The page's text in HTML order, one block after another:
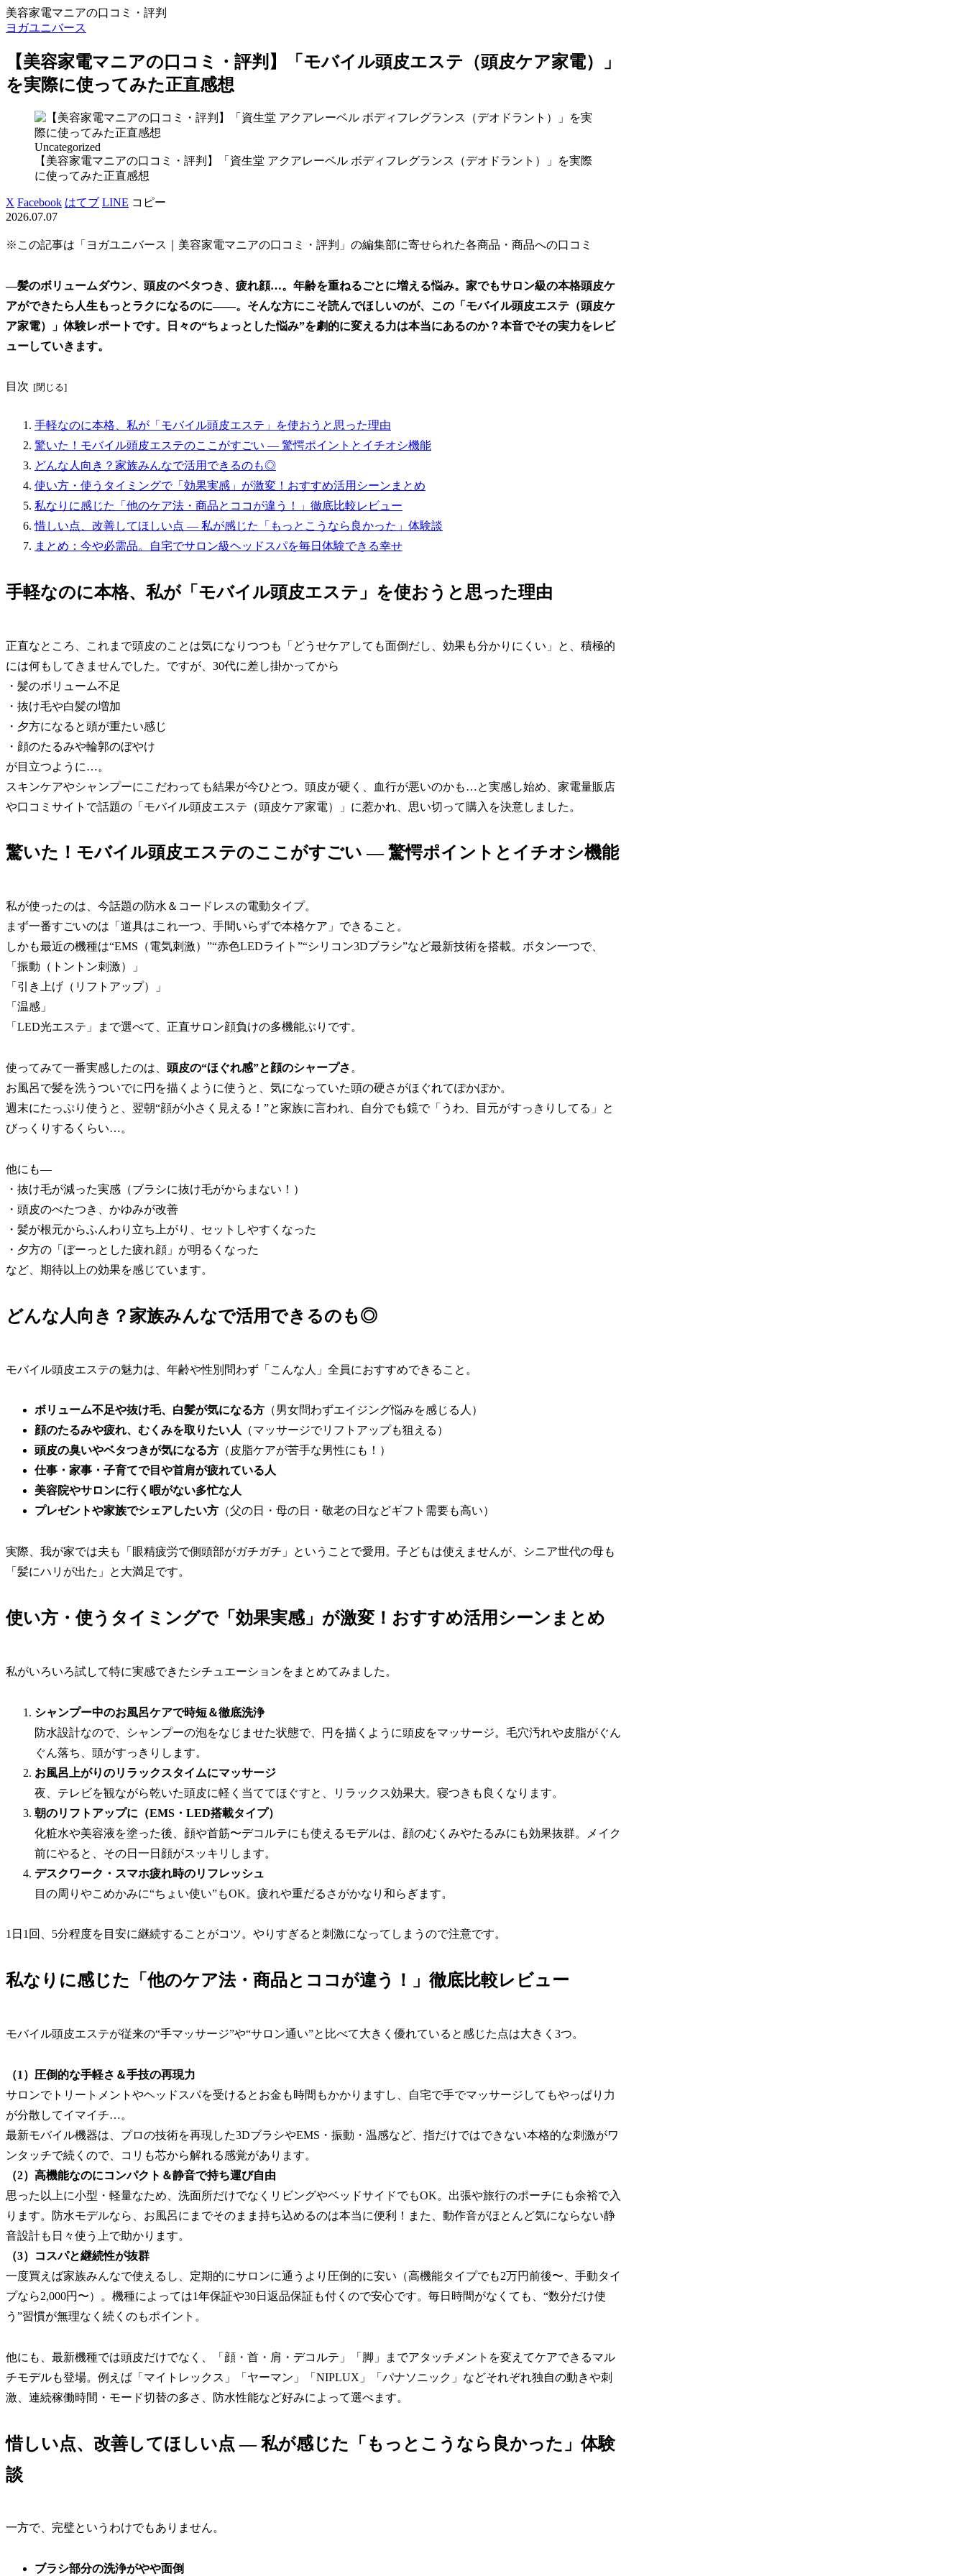
美容家電マニアの口コミ・評判
ヨガユニバース
【美容家電マニアの口コミ・評判】「モバイル頭皮エステ（頭皮ケア家電）」
を実際に使ってみた正直感想
Uncategorized
【美容家電マニアの口コミ・評判】「資生堂 アクアレーベル ボディフレグランス（デオドラント）」を実際
に使ってみた正直感想
X Facebook はてブ LINE コピー
2026.07.07
※この記事は「ヨガユニバース｜美容家電マニアの口コミ・評判」の編集部に寄せられた各商品・商品への口コミ
—髪のボリュームダウン、頭皮のベタつき、疲れ顔…。年齢を重ねるごとに増える悩み。家でもサロン級の本格頭皮ケ
アができたら人生もっとラクになるのに——。そんな方にこそ読んでほしいのが、この「モバイル頭皮エステ（頭皮ケ
ア家電）」体験レポートです。日々の“ちょっとした悩み”を劇的に変える力は本当にあるのか？本音でその実力をレビ
ューしていきます。
目次
手軽なのに本格、私が「モバイル頭皮エステ」を使おうと思った理由
驚いた！モバイル頭皮エステのここがすごい — 驚愕ポイントとイチオシ機能
どんな人向き？家族みんなで活用できるのも◎
使い方・使うタイミングで「効果実感」が激変！おすすめ活用シーンまとめ
私なりに感じた「他のケア法・商品とココが違う！」徹底比較レビュー
惜しい点、改善してほしい点 — 私が感じた「もっとこうなら良かった」体験談
まとめ：今や必需品。自宅でサロン級ヘッドスパを毎日体験できる幸せ
手軽なのに本格、私が「モバイル頭皮エステ」を使おうと思った理由
正直なところ、これまで頭皮のことは気になりつつも「どうせケアしても面倒だし、効果も分かりにくい」と、積極的
には何もしてきませんでした。ですが、30代に差し掛かってから
・髪のボリューム不足
・抜け毛や白髪の増加
・夕方になると頭が重たい感じ
・顔のたるみや輪郭のぼやけ
が目立つように…。
スキンケアやシャンプーにこだわっても結果が今ひとつ。頭皮が硬く、血行が悪いのかも…と実感し始め、家電量販店
や口コミサイトで話題の「モバイル頭皮エステ（頭皮ケア家電）」に惹かれ、思い切って購入を決意しました。
驚いた！モバイル頭皮エステのここがすごい — 驚愕ポイントとイチオシ機能
私が使ったのは、今話題の防水＆コードレスの電動タイプ。
まず一番すごいのは「道具はこれ一つ、手間いらずで本格ケア」できること。
しかも最近の機種は“EMS（電気刺激）”“赤色LEDライト”“シリコン3Dブラシ”など最新技術を搭載。ボタン一つで、
「振動（トントン刺激）」
「引き上げ（リフトアップ）」
「温感」
「LED光エステ」まで選べて、正直サロン顔負けの多機能ぶりです。
使ってみて一番実感したのは、 頭皮の“ほぐれ感”と顔のシャープさ 。
お風呂で髪を洗うついでに円を描くように使うと、気になっていた頭の硬さがほぐれてぽかぽか。
週末にたっぷり使うと、翌朝“顔が小さく見える！”と家族に言われ、自分でも鏡で「うわ、目元がすっきりしてる」と
びっくりするくらい…。
他にも—
・抜け毛が減った実感（ブラシに抜け毛がからまない！）
・頭皮のべたつき、かゆみが改善
・髪が根元からふんわり立ち上がり、セットしやすくなった
・夕方の「ぼーっとした疲れ顔」が明るくなった
など、期待以上の効果を感じています。
どんな人向き？家族みんなで活用できるのも◎
モバイル頭皮エステの魅力は、年齢や性別問わず「こんな人」全員におすすめできること。
ボリューム不足や抜け毛、白髪が気になる方 （男女問わずエイジング悩みを感じる人）
顔のたるみや疲れ、むくみを取りたい人 （マッサージでリフトアップも狙える）
頭皮の臭いやベタつきが気になる方 （皮脂ケアが苦手な男性にも！）
仕事・家事・子育てで目や首肩が疲れている人
美容院やサロンに行く暇がない多忙な人
プレゼントや家族でシェアしたい方 （父の日・母の日・敬老の日などギフト需要も高い）
実際、我が家では夫も「眼精疲労で側頭部がガチガチ」ということで愛用。子どもは使えませんが、シニア世代の母も
「髪にハリが出た」と大満足です。
使い方・使うタイミングで「効果実感」が激変！おすすめ活用シーンまとめ
私がいろいろ試して特に実感できたシチュエーションをまとめてみました。
シャンプー中のお風呂ケアで時短＆徹底洗浄
防水設計なので、シャンプーの泡をなじませた状態で、円を描くように頭皮をマッサージ。毛穴汚れや皮脂がぐん
ぐん落ち、頭がすっきりします。
お風呂上がりのリラックスタイムにマッサージ
夜、テレビを観ながら乾いた頭皮に軽く当ててほぐすと、リラックス効果大。寝つきも良くなります。
朝のリフトアップに（EMS・LED搭載タイプ）
化粧水や美容液を塗った後、顔や首筋〜デコルテにも使えるモデルは、顔のむくみやたるみにも効果抜群。メイク
前にやると、その日一日顔がスッキリします。
デスクワーク・スマホ疲れ時のリフレッシュ
目の周りやこめかみに“ちょい使い”もOK。疲れや重だるさがかなり和らぎます。
1日1回、5分程度を目安に継続することがコツ。やりすぎると刺激になってしまうので注意です。
私なりに感じた「他のケア法・商品とココが違う！」徹底比較レビュー
モバイル頭皮エステが従来の“手マッサージ”や“サロン通い”と比べて大きく優れていると感じた点は大きく3つ。
（1）圧倒的な手軽さ＆手技の再現力
サロンでトリートメントやヘッドスパを受けるとお金も時間もかかりますし、自宅で手でマッサージしてもやっぱり力
が分散してイマイチ…。
最新モバイル機器は、プロの技術を再現した3DブラシやEMS・振動・温感など、指だけではできない本格的な刺激がワ
ンタッチで続くので、コリも芯から解れる感覚があります。
（2）高機能なのにコンパクト＆静音で持ち運び自由
思った以上に小型・軽量なため、洗面所だけでなくリビングやベッドサイドでもOK。出張や旅行のポーチにも余裕で入
ります。防水モデルなら、お風呂にまでそのまま持ち込めるのは本当に便利！また、動作音がほとんど気にならない静
音設計も日々使う上で助かります。
（3）コスパと継続性が抜群
一度買えば家族みんなで使えるし、定期的にサロンに通うより圧倒的に安い（高機能タイプでも2万円前後〜、手動タイ
プなら2,000円〜）。機種によっては1年保証や30日返品保証も付くので安心です。毎日時間がなくても、“数分だけ使
う”習慣が無理なく続くのもポイント。
他にも、最新機種では頭皮だけでなく、「顔・首・肩・デコルテ」「脚」までアタッチメントを変えてケアできるマル
チモデルも登場。例えば「マイトレックス」「ヤーマン」「NIPLUX」「パナソニック」などそれぞれ独自の動きや刺
激、連続稼働時間・モード切替の多さ、防水性能など好みによって選べます。
惜しい点、改善してほしい点 — 私が感じた「もっとこうなら良かった」体験
談
一方で、完璧というわけでもありません。
ブラシ部分の洗浄がやや面倒